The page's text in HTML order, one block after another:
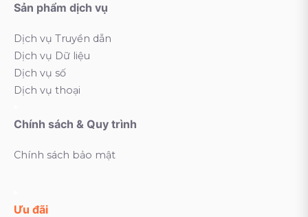
Sản phẩm dịch vụ
Dịch vụ Truyền dẫn
Dịch vụ Dữ liệu
Dịch vụ số
Dịch vụ thoại
Chính sách & Quy trình
Chính sách bảo mật
Ưu đãi